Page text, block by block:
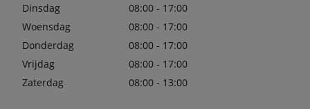
Dinsdag
08:00 - 17:00
Woensdag
08:00 - 17:00
Donderdag
08:00 - 17:00
Vrijdag
08:00 - 17:00
Zaterdag
08:00 - 13:00